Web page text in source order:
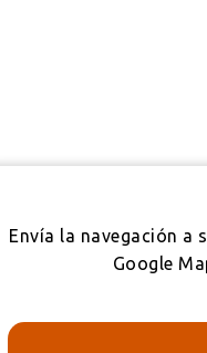
Envía la navegación a
Google